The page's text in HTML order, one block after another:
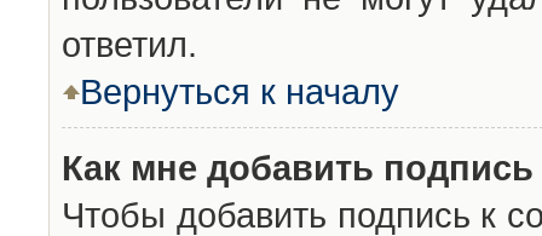
ответил.
Вернуться к началу
Как мне добавить
Чтобы добавить подпись к